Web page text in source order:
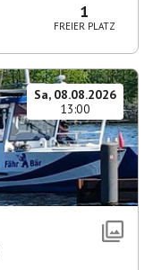
1
FREIER PLATZ
Sa, 08.08.2026
13:00